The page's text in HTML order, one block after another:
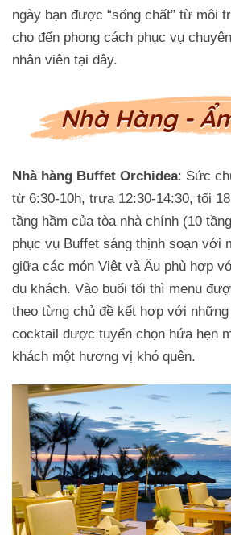
ngày bạn được “sống chất” từ môi
cho đến phong cách phục vụ
nhân viên tại đây.
Nhà Hàng -
Nhà hàng Buffet Orchidea: Sức
từ 6:30-10h, trưa 12:30-14:30, tối
tầng hầm của tòa nhà chính (10
phục vụ Buffet sáng thịnh soạn với
giữa các món Việt và Âu phù hợp
du khách. Vào buổi tối thì menu
theo từng chủ đề kết hợp với
cocktail được tuyển chọn hứa hẹn
khách một hương vị khó quên.